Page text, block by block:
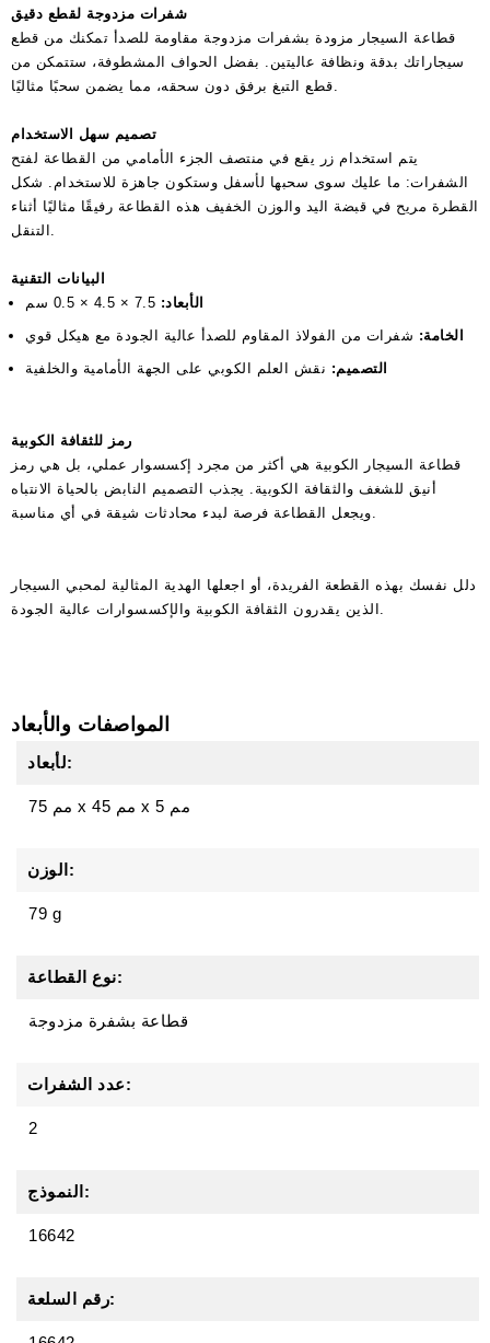
شفرات مزدوجة لقطع دقيق
قطاعة السيجار مزودة بشفرات مزدوجة مقاومة للصدأ تمكنك من قطع
سيجاراتك بدقة ونظافة عاليتين. بفضل الحواف المشطوفة، ستتمكن من
تصميم سهل الاستخدام
يتم استخدام زر يقع في منتصف الجزء الأمامي من القطاعة لفتح
الشفرات: ما عليك سوى سحبها لأسفل وستكون جاهزة للاستخدام. شكل
القطرة مريح في قبضة اليد والوزن الخفيف هذه القطاعة رفيقًا مثاليًا أثناء
البيانات التقنية
الأبعاد:
الخامة: شفرات من الفولاذ المقاوم للصدأ عالية الجودة مع هيكل قوي
التصميم: نقش العلم الكوبي على الجهة الأمامية والخلفية
رمز للثقافة الكوبية
قطاعة السيجار الكوبية هي أكثر من مجرد إكسسوار عملي، بل هي رمز
أنيق للشغف والثقافة الكوبية. يجذب التصميم النابض بالحياة الانتباه
دلل نفسك بهذه القطعة الفريدة، أو اجعلها الهدية المثالية لمحبي السيجار
المواصفات والأبعاد
لأبعاد:
75 مم x 45 مم x 5 مم
الوزن:
79 g
نوع القطاعة:
قطاعة بشفرة مزدوجة
عدد الشفرات:
2
النموذج:
16642
رقم السلعة: